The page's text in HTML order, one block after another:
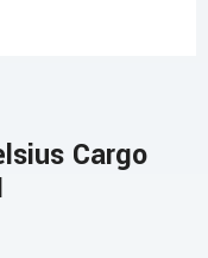
Cargo